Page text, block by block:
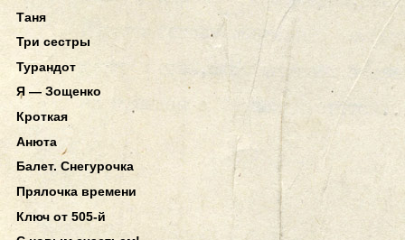
Таня
Три сестры
Турандот
Я — Зощенко
Кроткая
Анюта
Балет. Снегурочка
Прялочка времени
Ключ от 505-й